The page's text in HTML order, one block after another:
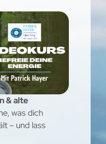
& alte
was dich
– und lass